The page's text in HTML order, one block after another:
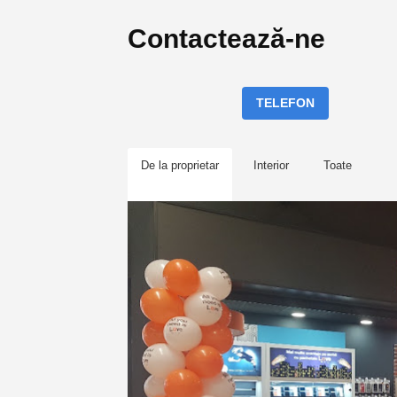
Contactează-ne
TELEFON
De la proprietar Interior Toate